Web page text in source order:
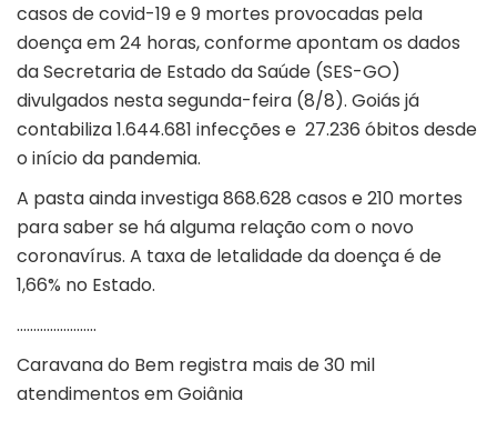
casos de covid-19 e 9 mortes provocadas pela
doença em 24 horas, conforme apontam os dados
da Secretaria de Estado da Saúde (SES-GO)
divulgados nesta segunda-feira (8/8). Goiás já
contabiliza 1.644.681 infecções e 27.236 óbitos desde
o início da pandemia.
A pasta ainda investiga 868.628 casos e 210 mortes
para saber se há alguma relação com o novo
coronavírus. A taxa de letalidade da doença é de
1,66% no Estado.
……………………
Caravana do Bem registra mais de 30 mil
atendimentos em Goiânia